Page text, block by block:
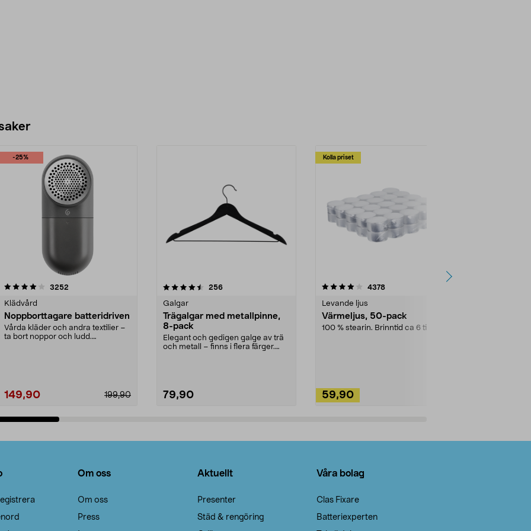
-25%
3252
Klädvård
Noppborttagare batteridriven
Vårda kläder och andra textilier –
ta bort noppor och ludd.
199,90
149,90
4.5av 5 stjärnor 256recensioner
Galgar
Trägalgar med metallpinne,
8-pack
Elegant och gedigen galge av trä
och metall – finns i flera färger.
79,90
Kolla priset
4.0av 5 stjärnor 4378recensioner
Levande ljus
Värmeljus, 50-pack
100 % stearin. Brinntid ca 6 tim.
59,90
4.5av 5 stjärnor
Om oss
Om oss
Press
Aktuellt
Presenter
Städ & rengöring
Våra bolag
Clas Fixare
Batteriexperten